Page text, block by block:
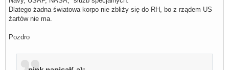
Dlatego żadna światowa korpo nie zbliży się do RH, bo z rządem US
żartów nie ma.
Pozdro